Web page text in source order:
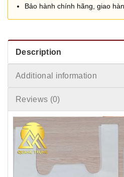
Bảo hành chính hãng, giao
Description
Additional information
Reviews (0)